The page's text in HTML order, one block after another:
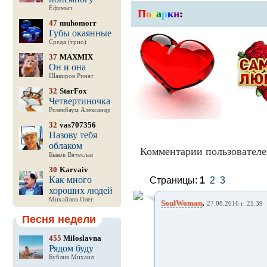
Ефимыч
47 muhomorr
Губы окаянные
Среда (трио)
37 MAXMIX
Он и она
Шакиров Ринат
32 StarFox
Четвертиночка
Розенбаум Александр
32 vas707356
Назову тебя
облаком
Быков Вячеслав
30 Karvaiv
Как много
хороших людей
Михайлов Олег
Песня недели
455 Miloslavna
Рядом буду
Бублик Михаил
Подарки:
Комментарии
Страницы: 1 2 3
SoulWoman, 27.08.2016 г. 21:39